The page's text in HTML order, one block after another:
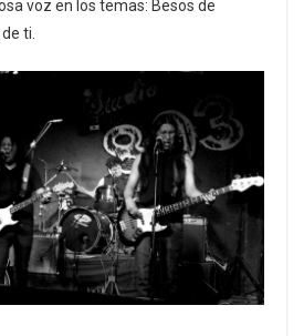
voz en los temas: Besos de
ti.